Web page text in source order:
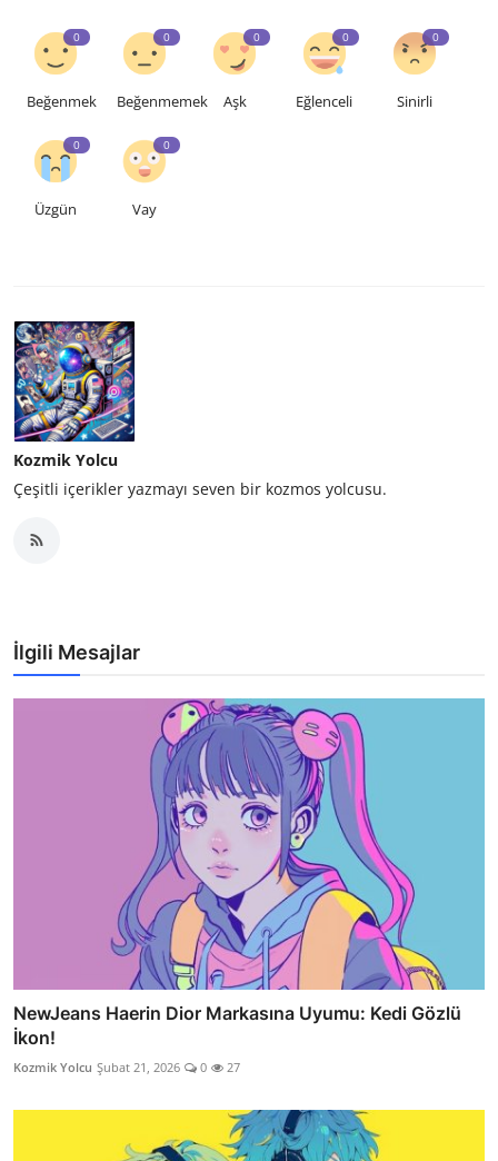
0
Beğenmek
0
Beğenmemek
0
Aşk
0
Eğlenceli
0
Sinirli
0
Üzgün
0
Vay
Kozmik Yolcu
Çeşitli içerikler yazmayı seven bir kozmos yolcusu.
İlgili Mesajlar
NewJeans Haerin Dior Markasına Uyumu: Kedi Gözlü
İkon!
Kozmik Yolcu Şubat 21, 2026 0 27